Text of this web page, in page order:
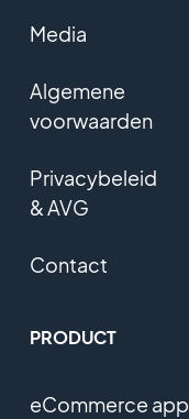
Media
Algemene
voorwaarden
Privacybeleid
& AVG
Contact
PRODUCT
eCommerce app